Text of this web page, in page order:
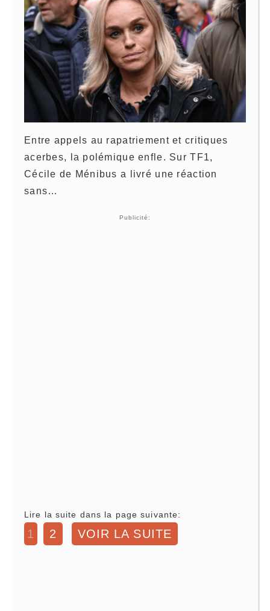
Entre appels au rapatriement et critiques
acerbes, la polémique enfle. Sur TF1,
Cécile de Ménibus a livré une réaction
sans…
Publicité:
Lire la suite dans la page suivante:
1 2 VOIR LA SUITE